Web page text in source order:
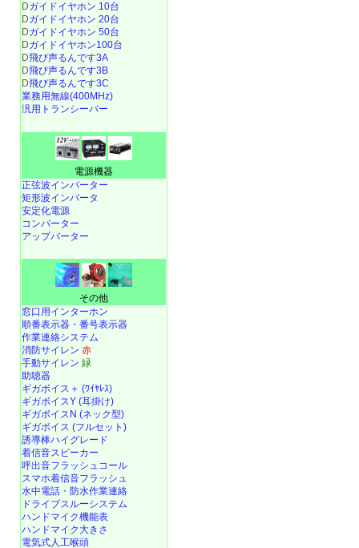
Dガイドイヤホン 10台
Dガイドイヤホン 20台
Dガイドイヤホン 50台
Dガイドイヤホン100台
D飛び声るんです3A
D飛び声るんです3B
D飛び声るんです3C
業務用無線(400MHz)
汎用トランシーバー
電源機器
正弦波インバーター
矩形波インバータ
安定化電源
コンバーター
アップバーター
その他
窓口用インターホン
順番表示器・番号表示器
作業連絡システム
消防サイレン 赤
手動サイレン 緑
助聴器
ギガボイス＋ (ﾜｲﾔﾚｽ)
ギガボイスY (耳掛け)
ギガボイスN (ネック型)
ギガボイス (フルセット)
誘導棒ハイグレード
着信音スピーカー
呼出音フラッシュコール
スマホ着信音フラッシュ
水中電話 ・ 防水作業連絡
ドライブスルーシステム
ハンドマイク機能表
ハンドマイク大きさ
電気式人工喉頭